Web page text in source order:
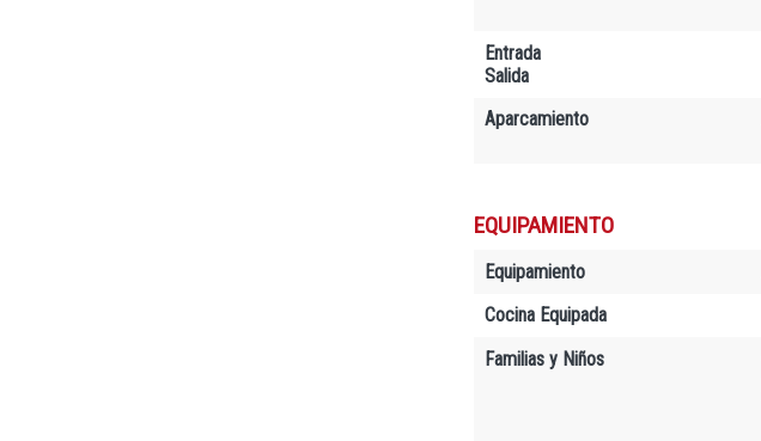
Entrada
Salida
Aparcamiento
EQUIPAMIENTO
Equipamiento
Cocina Equipada
Familias y Niños